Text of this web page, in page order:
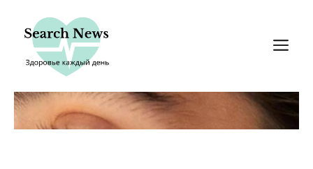
содержимому